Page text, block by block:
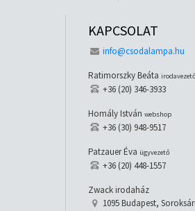
KAPCSOLAT
info@csodalampa.hu
Ratimorszky Beáta irodavezető
+36 (20) 346-3933
Homály István webshop
+36 (30) 948-9517
Patzauer Éva ügyvezető
+36 (20) 448-1557
Zwack irodaház
1095 Budapest,